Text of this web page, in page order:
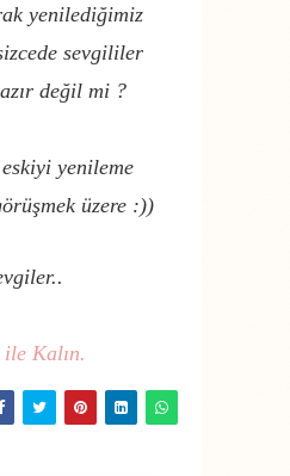
yenilediğimiz
sevgililer
değil mi ?
yenileme
üzere :))
Kalın.